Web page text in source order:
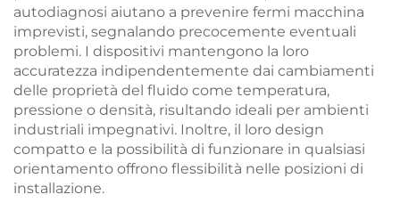
autodiagnosi aiutano a prevenire fermi macchina
imprevisti, segnalando precocemente eventuali
problemi. I dispositivi mantengono la loro
accuratezza indipendentemente dai cambiamenti
delle proprietà del fluido come temperatura,
pressione o densità, risultando ideali per ambienti
industriali impegnativi. Inoltre, il loro design
compatto e la possibilità di funzionare in qualsiasi
orientamento offrono flessibilità nelle posizioni di
installazione.